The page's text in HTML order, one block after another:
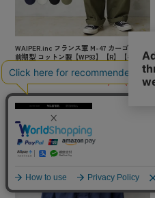
WAIPER.inc フランス軍 M-47 カーゴパンツ
前期型 コットン製【WP93】【R】【キャン
¥10,780(税込)